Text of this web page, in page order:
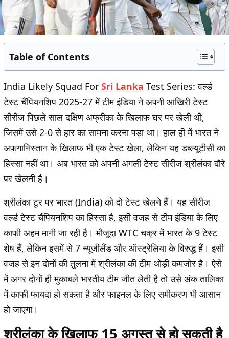
Table of Contents
India Likely Squad For Sri Lanka Test Series:वर्ल्ड
टेस्ट चैंपियनशिप 2025-27 में टीम इंडिया ने अपनी आखिरी टेस्ट
सीरीज पिछले साल दक्षिण अफ्रीका के खिलाफ घर पर खेली थी,
जिसमें उसे 2-0 से हार का सामना करना पड़ा था। हाल ही में भारत ने
अफगानिस्तान के खिलाफ भी एक टेस्ट खेला, लेकिन यह डब्ल्यूटीसी का
हिस्सा नहीं था। अब भारत को अपनी अगली टेस्ट सीरीज श्रीलंका दौरे
पर खेलनी है।
श्रीलंका टूर पर भारत (India) को दो टेस्ट खेलने हैं। यह सीरीज
वर्ल्ड टेस्ट चैंपियनशिप का हिस्सा है, इसी वजह से टीम इंडिया के लिए
काफी अहम मानी जा रही है। मौजूदा WTC चक्र में भारत के 9 टेस्ट
शेष हैं, लेकिन इसमें से 7 न्यूजीलैंड और ऑस्ट्रेलिया के विरुद्ध हैं। इसी
वजह से इन दोनों की तुलना में श्रीलंका की टीम थोड़ी कमजोर है। ऐसे
में अगर दोनों ही मुकाबले भारतीय टीम जीत लेती है तो उसे अंक तालिका
में काफी फायदा हो सकता है और फाइनल के लिए समीकरण भी आसान
हो जाएगा।
श्रीलंका के खिलाफ 15 अगस्त से हो सकती है